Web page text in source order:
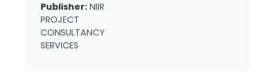
Publisher: NIIR
PROJECT
CONSULTANCY
SERVICES